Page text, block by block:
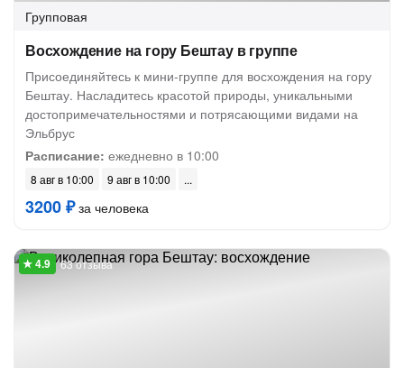
Групповая
Восхождение на гору Бештау в группе
Присоединяйтесь к мини-группе для восхождения на гору
Бештау. Насладитесь красотой природы, уникальными
достопримечательностями и потрясающими видами на
Эльбрус
Расписание: ежедневно в 10:00
8 авг в 10:00 9 авг в 10:00
3200 ₽за человека
63 отзыва